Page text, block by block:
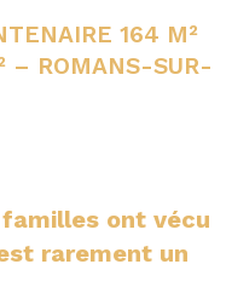
164 M²
– ROMANS-SUR-
ont vécu
rarement un